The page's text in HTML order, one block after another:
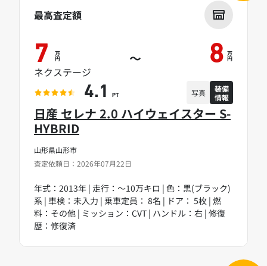
山形県山形市
査定依頼日：2026年07月22日
日産 セレナ 2.0 ハイウェイスター S-
HYBRID
年式：2013年 | 走行：～10万キロ | 色：黒(ブラック)
系 | 車検：未入力 | 乗車定員： 8名 | ドア： 5枚 | 燃
料：その他 | ミッション：CVT | ハンドル：右 | 修復
歴：修復済
最高査定額
7 万
円 ～ 8 万
円
ネクステージ
4.1 PT 写真
装備
情報